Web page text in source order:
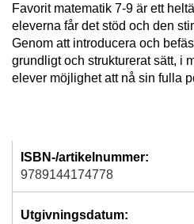
Favorit matematik 7-9 är ett
eleverna får det stöd och den
Genom att introducera och
grundligt och strukturerat sätt, i
elever möjlighet att nå sin fulla
ISBN-/artikelnummer:
9789144174778
Utgivningsdatum: